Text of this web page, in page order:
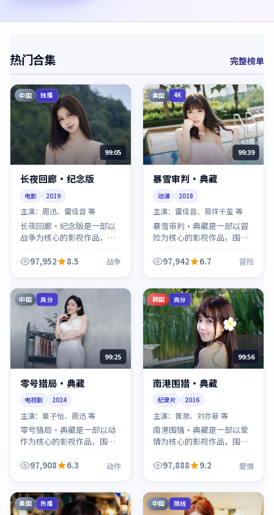
热门合集 完整榜单
中国 独播
99:05
长夜回廊·纪念版
电影 2019
主演： 周迅、雷佳音 等
长夜回廊·纪念版是一部以
战争为核心的影视作品，围
开，整体节奏紧凑，值得推
97,952 8.5 战争
美国 4K
99:39
暴雪审判·典藏
动漫 2018
主演： 雷佳音、易烊千玺 等
暴雪审判·典藏是一部以冒
险为核心的影视作品，围绕
开，整体节奏紧凑，值得推
97,942 6.7 冒险
中国 高分
99:25
零号猎局·典藏
电视剧 2024
主演： 章子怡、周迅 等
零号猎局·典藏是一部以动
作为核心的影视作品，围绕
开，整体节奏紧凑，值得推
97,908 6.3 动作
韩国 高分
99:56
南港围猎·典藏
纪录片 2016
主演：黄渤、刘亦菲 等
南港围猎·典藏是一部以爱
情为核心的影视作品，围绕
开，整体节奏紧凑，值得推
97,888 9.2 爱情
美国 热播 中国 院线